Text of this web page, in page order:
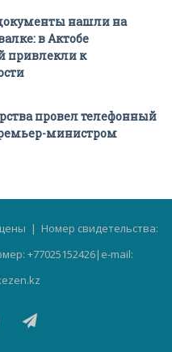
нашли на
в Актобе
привлекли к
провел телефонный
министром
| Номер свидетельства:
+77025152426|e-mail:
Telegram